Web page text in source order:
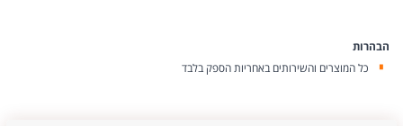
הבהרות
כל המוצרים והשירותים באחריות הספק בלבד